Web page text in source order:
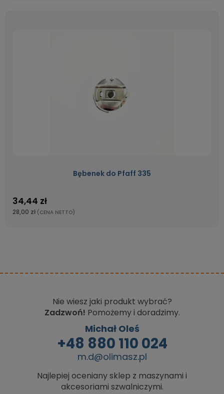
Bębenek do Pfaff 335
34,44 zł
28,00 zł (CENA NETTO)
Nie wiesz jaki produkt wybrać?
Zadzwoń! Pomożemy i doradzimy.
Michał Oleś
+48 880 110 024
m.d@olimasz.pl
Najlepiej oceniany sklep z maszynami i
akcesoriami szwalniczymi.